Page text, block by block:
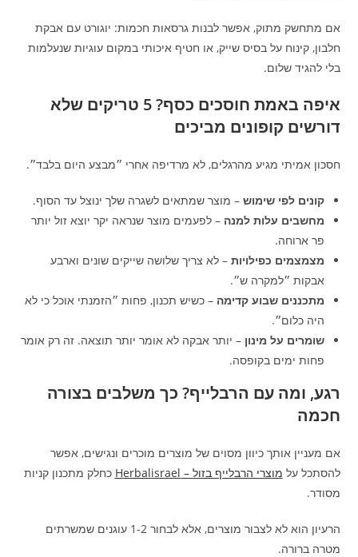
אם מתחשק מתוק, אפשר לבנות גרסאות חכמות: יוגורט עם אבקת
חלבון, קינוח על בסיס שייק, או חטיף איכותי במקום עוגיות שנעלמות
בלי להגיד שלום.
איפה באמת חוסכים כסף? 5 טריקים שלא
דורשים קופונים מביכים
חסכון אמיתי מגיע מהרגלים, לא מרדיפה אחרי ״מבצע היום בלבד״.
קונים לפי שימוש – מוצר שמתאים לשגרה שלך ינוצל עד הסוף.
מחשבים עלות למנה – לפעמים מוצר שנראה יקר יוצא זול יותר
פר ארוחה.
מצמצמים כפילויות – לא צריך שלושה שייקים שונים וארבע
אבקות ״למקרה ש״.
מתכננים שבוע קדימה – כשיש תכנון, פחות ״הזמנתי אוכל כי לא
היה כלום״.
שומרים על מינון – יותר אבקה לא אומר יותר תוצאה. זה רק אומר
פחות ימים בקופסה.
רגע, ומה עם הרבלייף? כך משלבים בצורה
חכמה
אם מעניין אותך כיוון מסוים של מוצרים מוכרים ונגישים, אפשר
להסתכל על מוצרי הרבלייף בזול – Herbalisrael
כחלק מתכנון קניות
מסודר.
הרעיון הוא לא לצבור מוצרים, אלא לבחור 1-2 עוגנים שמשרתים
מטרה ברורה.